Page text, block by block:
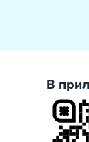
В